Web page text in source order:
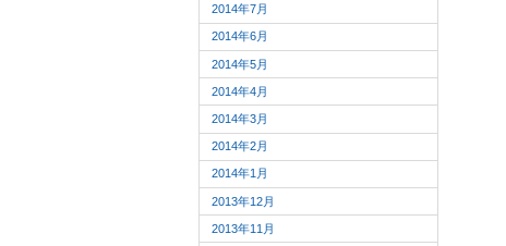
2014年7月
2014年6月
2014年5月
2014年4月
2014年3月
2014年2月
2014年1月
2013年12月
2013年11月